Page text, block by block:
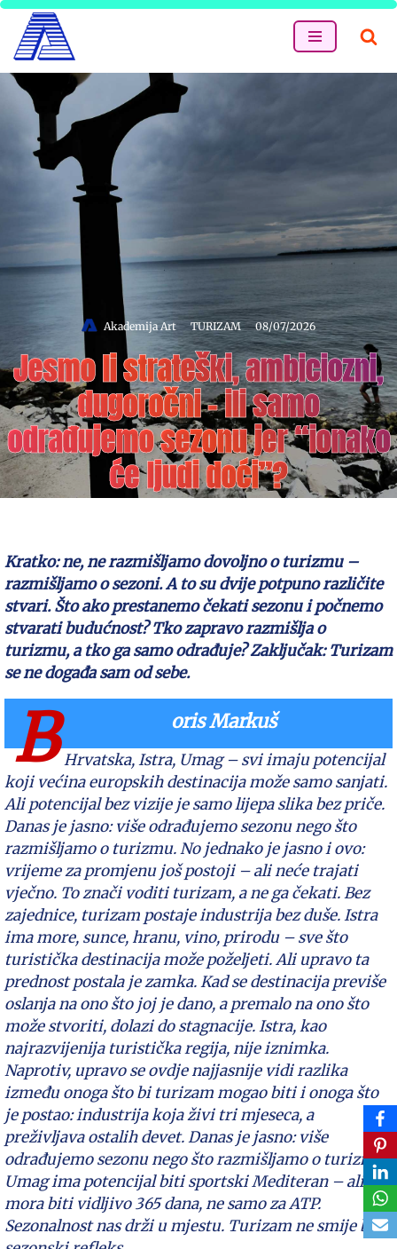
Skip
to
content
Akademija Art TURIZAM 08/07/2026
Jesmo li strateški, ambiciozni,
dugoročni – ili samo
odrađujemo sezonu jer “ionako
će ljudi doći”?
Kratko: ne, ne razmišljamo dovoljno o turizmu –
razmišljamo o sezoni. A to su dvije potpuno različite
stvari. Što ako prestanemo čekati sezonu i počnemo
stvarati budućnost? Tko zapravo razmišlja o
turizmu, a tko ga samo odrađuje? Zaključak: Turizam
se ne događa sam od sebe.
B oris Markuš
Hrvatska, Istra, Umag – svi imaju potencijal
koji većina europskih destinacija može samo sanjati.
Ali potencijal bez vizije je samo lijepa slika bez priče.
Danas je jasno: više odrađujemo sezonu nego što
razmišljamo o turizmu. No jednako je jasno i ovo:
vrijeme za promjenu još postoji – ali neće trajati
vječno. To znači voditi turizam, a ne ga čekati. Bez
zajednice, turizam postaje industrija bez duše. Istra
ima more, sunce, hranu, vino, prirodu – sve što
turistička destinacija može poželjeti. Ali upravo ta
prednost postala je zamka. Kad se destinacija previše
oslanja na ono što joj je dano, a premalo na ono što
može stvoriti, dolazi do stagnacije. Istra, kao
najrazvijenija turistička regija, nije iznimka.
Naprotiv, upravo se ovdje najjasnije vidi razlika
između onoga što bi turizam mogao biti i onoga što
je postao: industrija koja živi tri mjeseca, a
preživljava ostalih devet. Danas je jasno: više
odrađujemo sezonu nego što razmišljamo o turizmu.
Umag ima potencijal biti sportski Mediteran – ali to
mora biti vidljivo 365 dana, ne samo za ATP.
Sezonalnost nas drži u mjestu. Turizam ne smije biti